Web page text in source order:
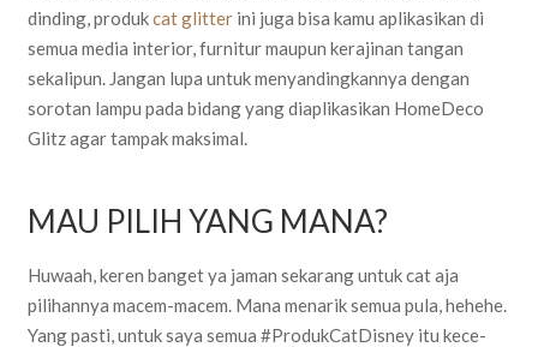
dinding, produkcat glitterini juga bisa kamu aplikasikan di
semua media interior, furnitur maupun kerajinan tangan
sekalipun. Jangan lupa untuk menyandingkannya dengan
sorotan lampu pada bidang yang diaplikasikan HomeDeco
Glitz agar tampak maksimal.
MAU PILIH YANG MANA?
Huwaah, keren banget ya jaman sekarang untuk cat aja
pilihannya macem-macem. Mana menarik semua pula, hehehe.
Yang pasti, untuk saya semua #ProdukCatDisney itu kece-